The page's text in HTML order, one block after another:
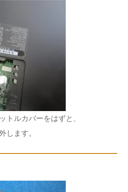
トルカバーをはずと、
します。